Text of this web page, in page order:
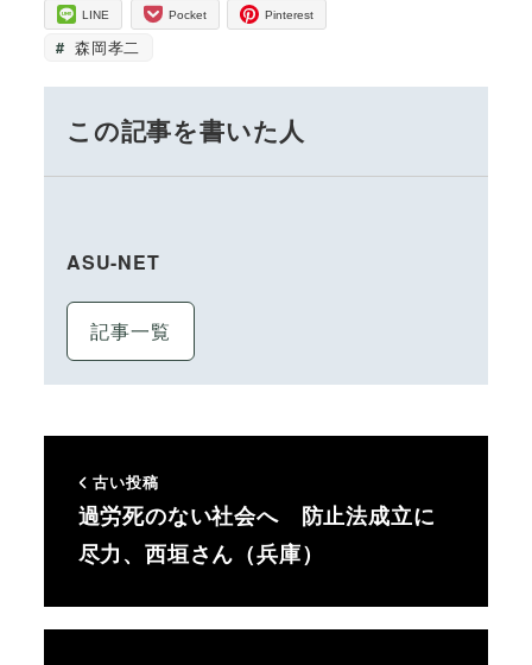
LINE Pocket Pinterest
森岡孝二
この記事を書いた人
ASU-NET
記事一覧
古い投稿
過労死のない社会へ 防止法成立に
尽力、西垣さん（兵庫）